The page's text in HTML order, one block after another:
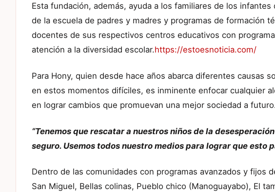
Esta fundación, además, ayuda a los familiares de los
de la escuela de padres y madres y programas de formación
docentes de sus respectivos centros educativos con
atención a la diversidad escolar.https://estoesnoticia.com/
Para Hony, quien desde hace años abarca diferentes causas
en estos momentos difíciles, es inminente enfocar cualquier
en lograr cambios que promuevan una mejor sociedad a
“Tenemos que rescatar a nuestros niños de la
seguro. Usemos todos nuestro medios para lograr que esto
Dentro de las comunidades con programas avanzados y fijos
San Miguel, Bellas colinas, Pueblo chico (Manoguayabo), El